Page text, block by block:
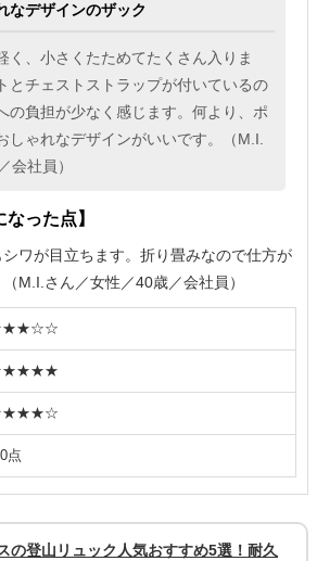
なデザインのザック
く、小さくたためてたくさん入りま
とチェストストラップが付いているの
の負担が少なく感じます。何より、ポ
しゃれなデザインがいいです。（M.I.
会社員）
なった点】
ワが目立ちます。折り畳みなので仕方が
M.I.さん／女性／40歳／会社員）
点
の登山リュック人気おすすめ5選！耐久